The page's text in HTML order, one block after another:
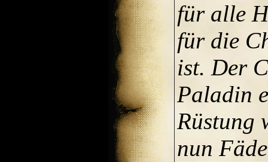
für alle
für die
ist. Der
Paladin
Rüstung
nun